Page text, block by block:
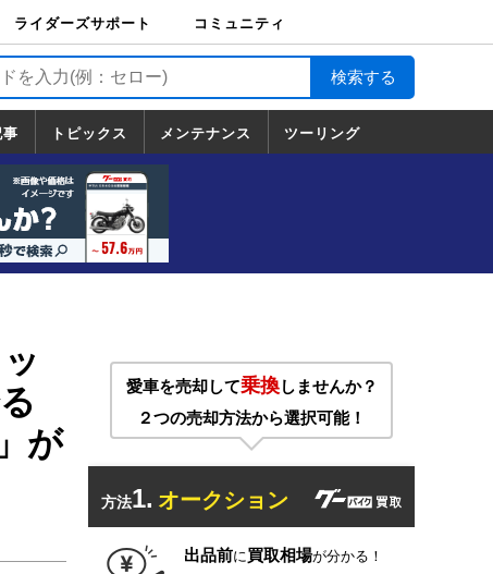
ライダーズサポート
ライダーズサポート
TOP
バイク輸送
バイクガレージライ
フ
バイク車両保険
ロードサービス
バイク試乗
コミュニティ
トピックス
トピックス
一覧
ホンダ
ヤマハ
スズキ
カワサキ
ハーレーダ
ビッドソン
BMW
ドゥカティ
トライアン
フ
メンテナンス ツーリング
が
愛車を売却して乗換しませんか？
２つの売却方法から選択可能！
方法1. オークション
出品前に買取相場が分かる！